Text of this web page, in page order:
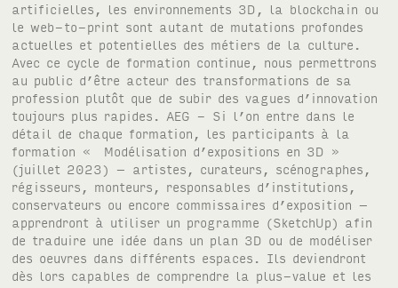
artificielles, les environnements 3D, la blockchain ou
le web-to-print sont autant de mutations profondes
actuelles et potentielles des métiers de la culture.
Avec ce cycle de formation continue, nous permettrons
au public d’être acteur des transformations de sa
profession plutôt que de subir des vagues d’innovation
toujours plus rapides. AEG - Si l’on entre dans le
détail de chaque formation, les participants à la
formation « Modélisation d’expositions en 3D »
(juillet 2023) – artistes, curateurs, scénographes,
régisseurs, monteurs, responsables d’institutions,
conservateurs ou encore commissaires d’exposition –
apprendront à utiliser un programme (SketchUp) afin
de traduire une idée dans un plan 3D ou de modéliser
des oeuvres dans différents espaces. Ils deviendront
dès lors capables de comprendre la plus-value et les